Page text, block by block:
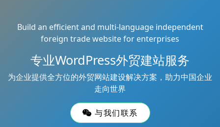
Build an efficient and multi-language independent
foreign trade website for enterprises
专业WordPress外贸建站服务
为企业提供全方位的外贸网站建设解决方案，助力中国企业
走向世界
与我们联系